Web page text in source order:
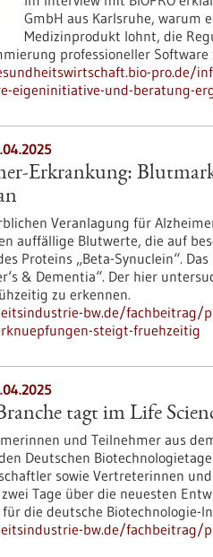
GmbH aus Karlsruhe, warum
Medizinprodukt lohnt, die
professioneller
pro.de/
eigeninitiative-und-beratung-
Erkrankung:
Veranlagung für
auffällige Blutwerte, die auf
Proteins „Beta-Synuclein“.
& Dementia“. Der hier
zu erkennen.
bw.de/fachbeitrag/
steigt-fruehzeitig
tagt im Life
und Teilnehmer aus
Deutschen
sowie Vertreterinnen
Tage über die neuesten
die deutsche Biotechnologie-
bw.de/fachbeitrag/